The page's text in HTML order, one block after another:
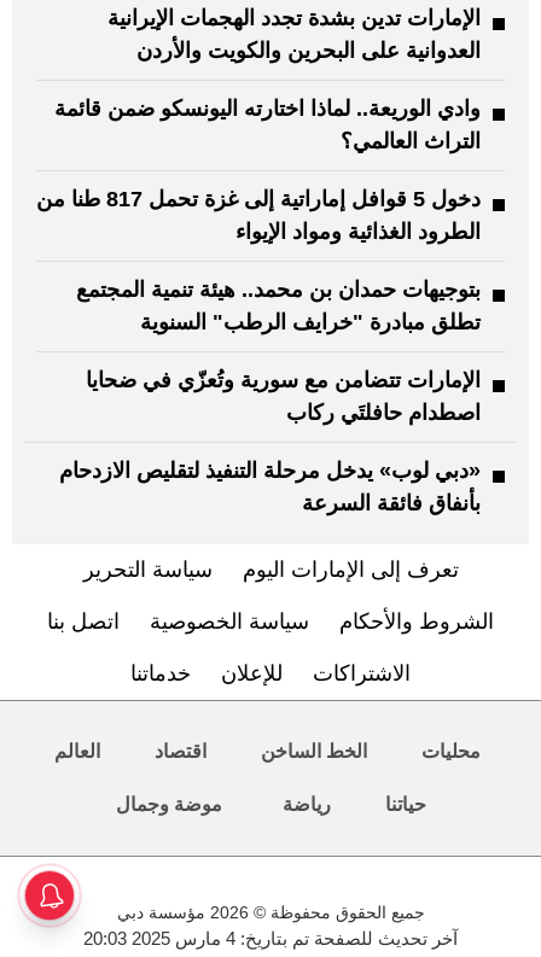
الإمارات تدين بشدة تجدد الهجمات الإيرانية
العدوانية على البحرين والكويت والأردن
وادي الوريعة.. لماذا اختارته اليونسكو ضمن قائمة
التراث العالمي؟
دخول 5 قوافل إماراتية إلى غزة تحمل 817 طنا من
الطرود الغذائية ومواد الإيواء
بتوجيهات حمدان بن محمد.. هيئة تنمية المجتمع
تطلق مبادرة "خرايف الرطب" السنوية
الإمارات تتضامن مع سورية وتُعزّي في ضحايا
اصطدام حافلتَي ركاب
«دبي لوب» يدخل مرحلة التنفيذ لتقليص الازدحام
بأنفاق فائقة السرعة
تعرف إلى الإمارات اليوم سياسة التحرير
الشروط والأحكام سياسة الخصوصية اتصل بنا
الاشتراكات للإعلان خدماتنا
محليات الخط الساخن اقتصاد العالم
حياتنا رياضة موضة وجمال
جميع الحقوق محفوظة © 2026 مؤسسة دبي
آخر تحديث للصفحة تم بتاريخ: 4 مارس 2025 20:03